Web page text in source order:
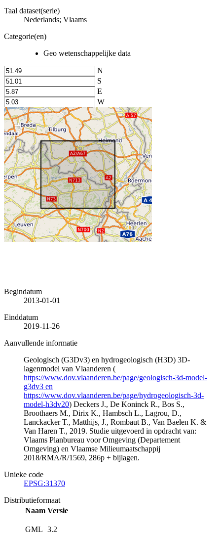
Taal dataset(serie)
Nederlands; Vlaams
Categorie(en)
Geo wetenschappelijke data
N
S
E
W
Begindatum
2013-01-01
Einddatum
2019-11-26
Aanvullende informatie
Geologisch (G3Dv3) en hydrogeologisch (H3D) 3D-
lagenmodel van Vlaanderen (
https://www.dov.vlaanderen.be/page/geologisch-3d-model-
g3dv3 en
https://www.dov.vlaanderen.be/page/hydrogeologisch-3d-
model-h3dv20) Deckers J., De Koninck R., Bos S.,
Broothaers M., Dirix K., Hambsch L., Lagrou, D.,
Lanckacker T., Matthijs, J., Rombaut B., Van Baelen K. &
Van Haren T., 2019. Studie uitgevoerd in opdracht van:
Vlaams Planbureau voor Omgeving (Departement
Omgeving) en Vlaamse Milieumaatschappij
2018/RMA/R/1569, 286p + bijlagen.
Unieke code
EPSG:31370
Distributieformaat
Naam Versie
GML 3.2